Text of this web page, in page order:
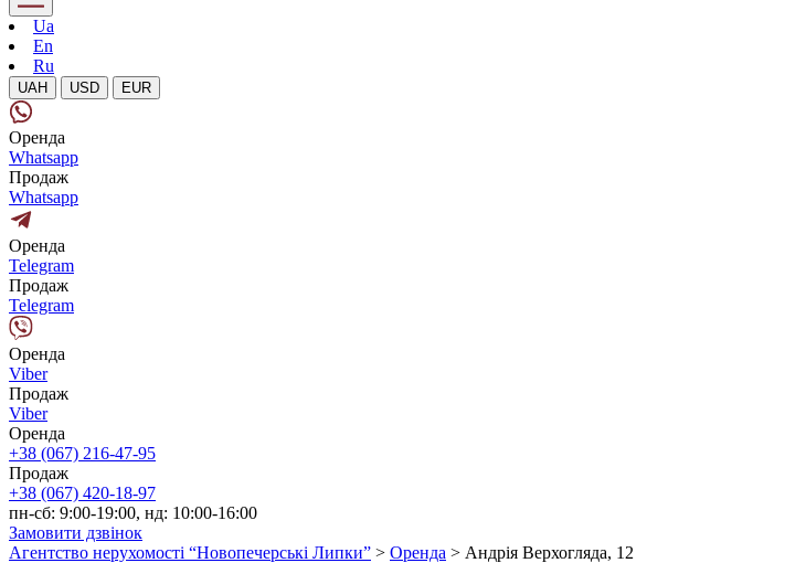
Ua
En
Ru
UAH USD EUR
Оренда
Whatsapp
Продаж
Whatsapp
Оренда
Telegram
Продаж
Telegram
Оренда
Viber
Продаж
Viber
Оренда
+38 (067) 216-47-95
Продаж
+38 (067) 420-18-97
пн-сб: 9:00-19:00, нд: 10:00-16:00
Замовити дзвінок
Агентство нерухомості “Новопечерські Липки” > Оренда > Андрія Верхогляда, 12